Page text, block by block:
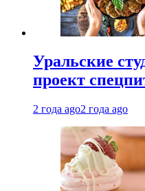
Уральские
проект
2 года ago2 года ago